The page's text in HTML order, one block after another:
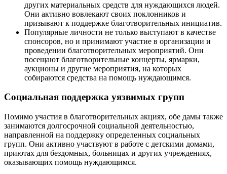
других материальных средств для нуждающихся людей.
Они активно вовлекают своих поклонников и
призывают к поддержке благотворительных инициатив.
Популярные личности не только выступают в качестве
спонсоров, но и принимают участие в организации и
проведении благотворительных мероприятий. Они
посещают благотворительные концерты, ярмарки,
аукционы и другие мероприятия, на которых
собираются средства на помощь нуждающимся.
Социальная поддержка уязвимых групп
Помимо участия в благотворительных акциях, обе дамы также
занимаются долгосрочной социальной деятельностью,
направленной на поддержку определенных социальных
групп. Они активно участвуют в работе с детскими домами,
приютах для бездомных, больницах и других учреждениях,
оказывающих помощь нуждающимся.